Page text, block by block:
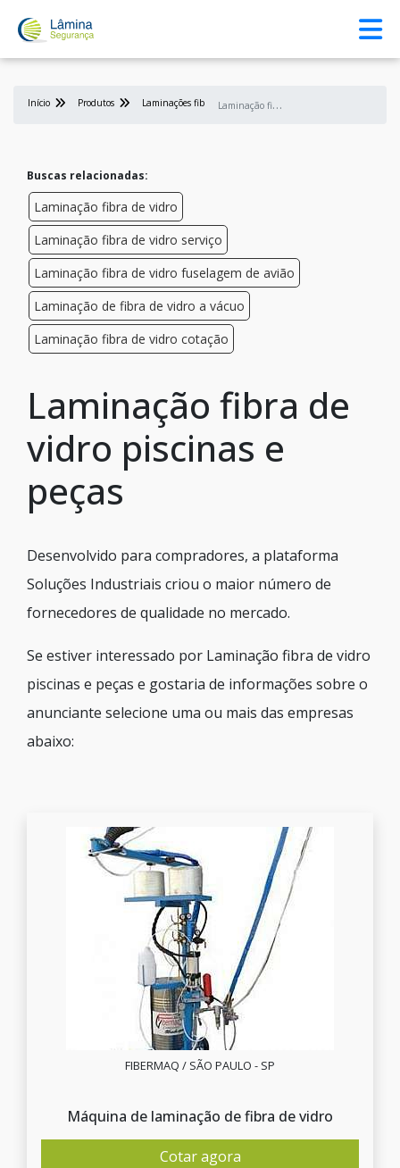
Início Produtos Laminações fibra de vidros L
aminação fibra de vidro piscinas e peças
Buscas relacionadas:
Laminação fibra de vidro
Laminação fibra de vidro serviço
Laminação fibra de vidro fuselagem de avião
Laminação de fibra de vidro a vácuo
Laminação fibra de vidro cotação
Laminação fibra de
vidro piscinas e
peças
Desenvolvido para compradores, a plataforma
Soluções Industriais criou o maior número de
fornecedores de qualidade no mercado.
Se estiver interessado por Laminação fibra de vidro
piscinas e peças e gostaria de informações sobre o
anunciante selecione uma ou mais das empresas
abaixo:
FIBERMAQ / SÃO PAULO - SP
Máquina de laminação de fibra de vidro
Cotar agora